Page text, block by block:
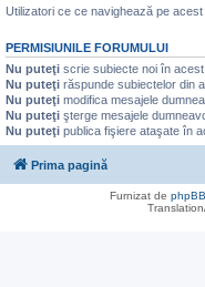
Utilizatori ce ce navighează pe
PERMISIUNILE FORUMULUI
Nu puteţi scrie subiecte noi în
Nu puteţi răspunde subiectelor din
Nu puteţi modifica mesajele
Nu puteţi şterge mesajele
Nu puteţi publica fişiere ataşate în
Prima pagină
Furnizat de phpBB